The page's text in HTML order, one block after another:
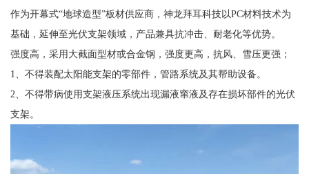
作为开幕式“地球造型”板材供应商，神龙拜耳科技以PC材料技术为
基础，延伸至光伏支架领域，产品兼具抗冲击、耐老化等优势。
强度高，采用大截面型材或合金钢，强度更高，抗风、雪压更强；
1、不得装配太阳能支架的零部件，管路系统及其帮助设备。
2、不得带病使用支架液压系统出现漏液窜液及存在损坏部件的光伏
支架。